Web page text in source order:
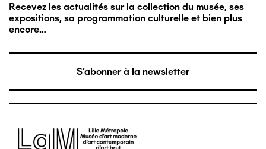
Recevez les actualités sur la collection du musée, ses
expositions, sa programmation culturelle et bien plus
encore…
S'abonner à la newsletter
Image